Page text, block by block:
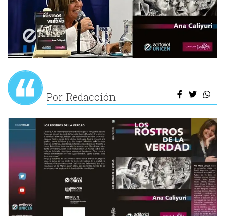
Por: Redacción